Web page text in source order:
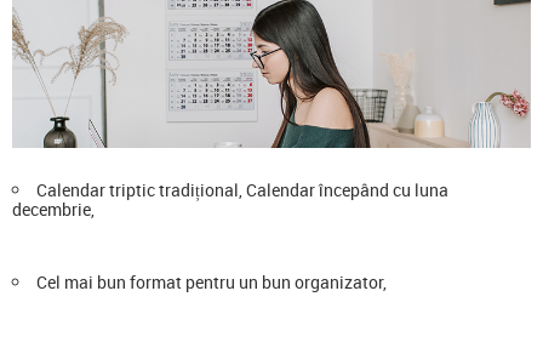
Calendar triptic tradițional, Calendar începând cu luna
decembrie,
Cel mai bun format pentru un bun organizator,